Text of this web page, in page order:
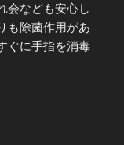
会なども安心し
も除菌作用があ
ぐに手指を消毒